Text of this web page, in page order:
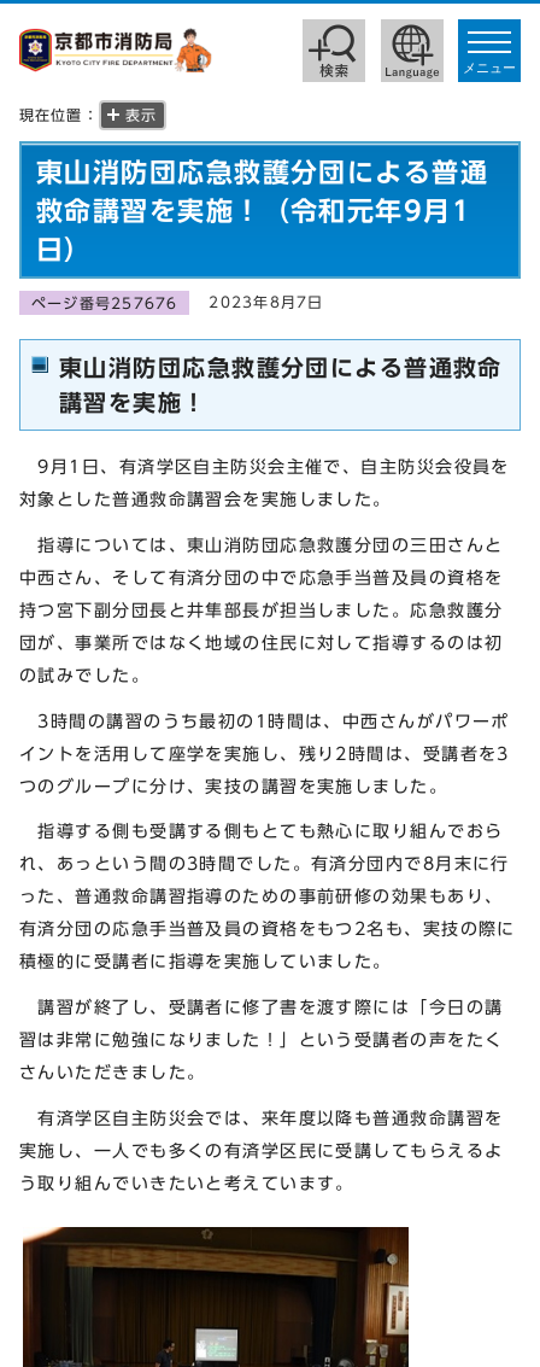
toggle
メニュー
現在位置： 表示
東山消防団応急救護分団による普通
救命講習を実施！（令和元年9月1
日）
ページ番号257676 2023年8月7日
東山消防団応急救護分団による普通救命
講習を実施！
9月1日、有済学区自主防災会主催で、自主防災会役員を
対象とした普通救命講習会を実施しました。
指導については、東山消防団応急救護分団の三田さんと
中西さん、そして有済分団の中で応急手当普及員の資格を
持つ宮下副分団長と井隼部長が担当しました。応急救護分
団が、事業所ではなく地域の住民に対して指導するのは初
の試みでした。
3時間の講習のうち最初の1時間は、中西さんがパワーポ
イントを活用して座学を実施し、残り2時間は、受講者を3
つのグループに分け、実技の講習を実施しました。
指導する側も受講する側もとても熱心に取り組んでおら
れ、あっという間の3時間でした。有済分団内で8月末に行
った、普通救命講習指導のための事前研修の効果もあり、
有済分団の応急手当普及員の資格をもつ2名も、実技の際に
積極的に受講者に指導を実施していました。
講習が終了し、受講者に修了書を渡す際には「今日の講
習は非常に勉強になりました！」という受講者の声をたく
さんいただきました。
有済学区自主防災会では、来年度以降も普通救命講習を
実施し、一人でも多くの有済学区民に受講してもらえるよ
う取り組んでいきたいと考えています。